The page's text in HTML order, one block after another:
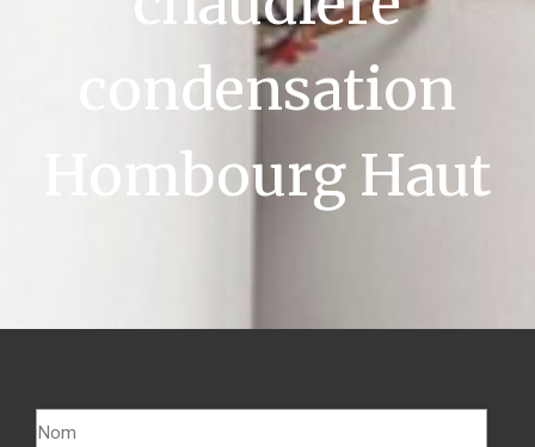
condensation
Hombourg Haut